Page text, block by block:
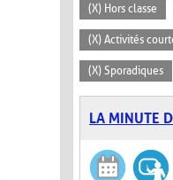
(X) Hors classe
(X) Activités
(X) Sporadiques
LA MINUTE